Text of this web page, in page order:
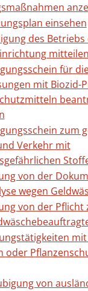
einsehen
des
mitteilen
für
mit Biozid-
zum
Verkehr mit
von der
wegen
von der Pflicht
oder
von